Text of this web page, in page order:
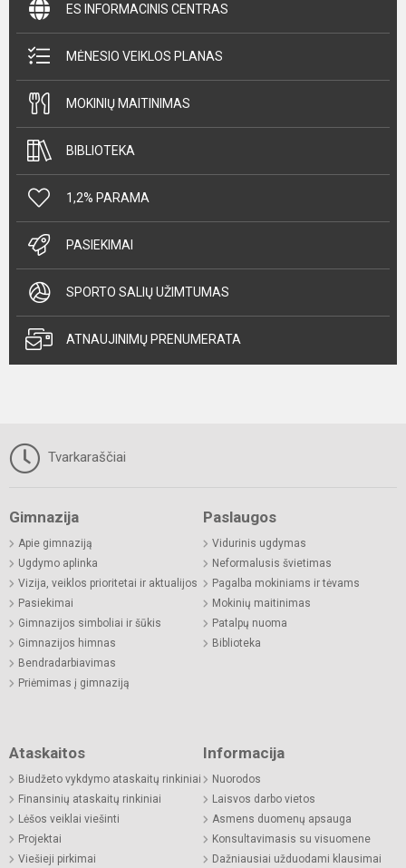
ES INFORMACINIS CENTRAS
MĖNESIO VEIKLOS PLANAS
MOKINIŲ MAITINIMAS
BIBLIOTEKA
1,2% PARAMA
PASIEKIMAI
SPORTO SALIŲ UŽIMTUMAS
ATNAUJINIMŲ PRENUMERATA
Tvarkaraščiai
Gimnazija
Apie gimnaziją
Ugdymo aplinka
Vizija, veiklos prioritetai ir aktualijos
Pasiekimai
Gimnazijos simboliai ir šūkis
Gimnazijos himnas
Bendradarbiavimas
Priėmimas į gimnaziją
Paslaugos
Vidurinis ugdymas
Neformalusis švietimas
Pagalba mokiniams ir tėvams
Mokinių maitinimas
Patalpų nuoma
Biblioteka
Ataskaitos
Biudžeto vykdymo ataskaitų rinkiniai
Finansinių ataskaitų rinkiniai
Lėšos veiklai viešinti
Projektai
Viešieji pirkimai
Informacija
Nuorodos
Laisvos darbo vietos
Asmens duomenų apsauga
Konsultavimasis su visuomene
Dažniausiai užduodami klausimai